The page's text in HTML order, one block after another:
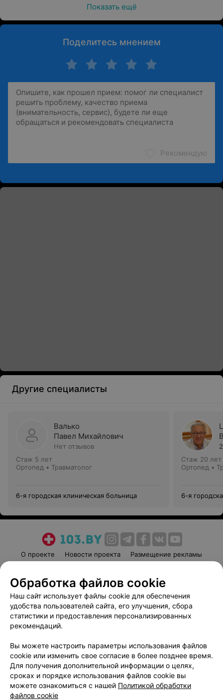
Показать ещё
Поделитесь мнением
Рекомендую
Другие специалисты
Валько
Павел Михайлович
Нет отзывов
Стаж 5 лет
Ортопед • Травматолог
6-я городская клиническая больница
Стаж 20 лет
Ортопед •
6-я
О проекте Новости проекта
Размещение рекламы
Пользовательское соглашение
Способы оплаты
Вакансии
Партнеры
Написать руководителю 103.by
Обработка персональных данных
Обработка файлов cookie
Наш сайт использует файлы cookie для обеспечения
удобства пользователей сайта, его улучшения, сбора
статистики и предоставления персонализированных
рекомендаций.
Вы можете настроить параметры использования файлов
cookie или изменить свое согласие в более позднее время.
Для получения дополнительной информации о целях,
сроках и порядке использования файлов cookie вы
можете ознакомиться с нашей Политикой обработки
файлов cookie